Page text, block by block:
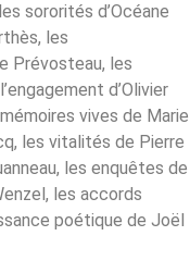
sororités d’Océane
les
Prévosteau, les
d’Olivier
vives de Marie
les vitalités de Pierre
les enquêtes de
les accords
poétique de Joël